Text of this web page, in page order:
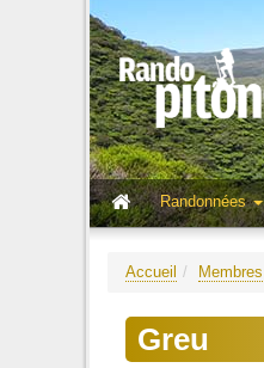
Randonnées
Accueil Membres
Greu